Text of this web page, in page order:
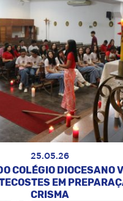
25.05.26
COLÉGIO DIOCESANO
EM
CRISMA